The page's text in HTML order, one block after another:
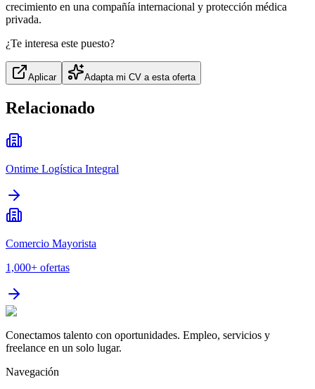
crecimiento en una compañía internacional y protección médica
privada.
¿Te interesa este puesto?
Aplicar Adapta mi CV a esta oferta
Relacionado
Ontime Logística Integral
Comercio Mayorista
1,000+ ofertas
Conectamos talento con oportunidades. Empleo, servicios y
freelance en un solo lugar.
Navegación